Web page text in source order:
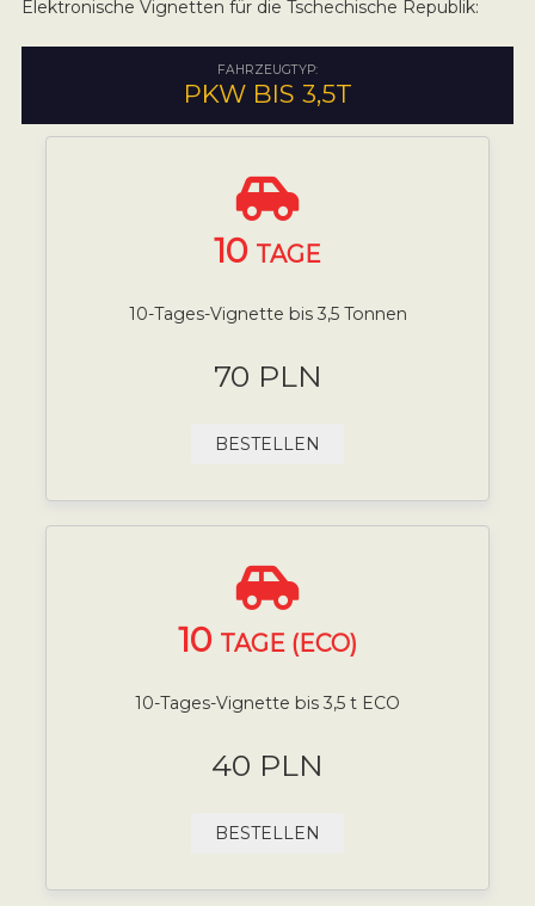
Elektronische Vignetten für die Tschechische Republik:
FAHRZEUGTYP:
PKW BIS 3,5T
10 TAGE
10-Tages-Vignette bis 3,5 Tonnen
70 PLN
BESTELLEN
10 TAGE (ECO)
10-Tages-Vignette bis 3,5 t ECO
40 PLN
BESTELLEN